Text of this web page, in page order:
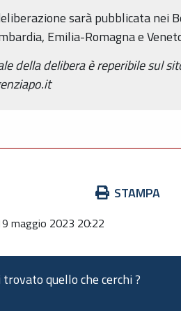
sarà pubblicata nei
Emilia-Romagna e
della delibera è reperibile sul
STAMPA
maggio 2023 20:22
quello che cerchi ?